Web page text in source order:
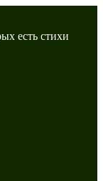
есть стихи